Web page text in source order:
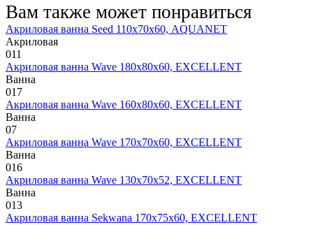
Вам также может понравиться
Акриловая ванна Seed 110х70х60, AQUANET
Акриловая
011
Акриловая ванна Wave 180х80х60, EXCELLENT
Ванна
017
Акриловая ванна Wave 160х80х60, EXCELLENT
Ванна
07
Акриловая ванна Wave 170х70х60, EXCELLENT
Ванна
016
Акриловая ванна Wave 130х70х52, EXCELLENT
Ванна
013
Акриловая ванна Sekwana 170х75х60, EXCELLENT